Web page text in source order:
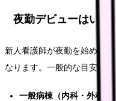
夜勤デビューはいつ
新人看護師が夜勤を始める
なります。一般的な目安は以
一般病棟（内科・外科）：